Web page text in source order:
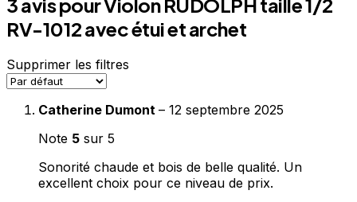
RV-1012 avec étui et archet
Supprimer les filtres
Catherine Dumont – 12 septembre 2025
Note 5 sur 5
Sonorité chaude et bois de belle qualité. Un
excellent choix pour ce niveau de prix.